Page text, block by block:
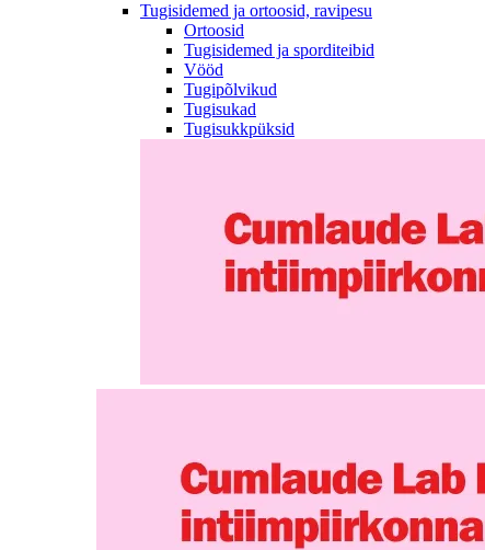
Tugisidemed ja ortoosid, ravipesu
Ortoosid
Tugisidemed ja sporditeibid
Vööd
Tugipõlvikud
Tugisukad
Tugisukkpüksid